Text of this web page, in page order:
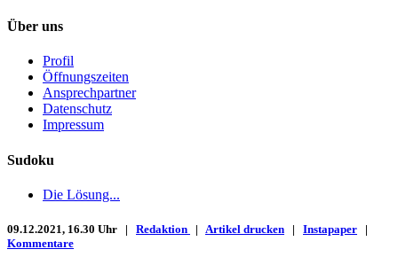
Über uns
Profil
Öffnungszeiten
Ansprechpartner
Datenschutz
Impressum
Sudoku
Die Lösung...
09.12.2021, 16.30 Uhr | Redaktion | Artikel drucken | Instapaper |
Kommentare